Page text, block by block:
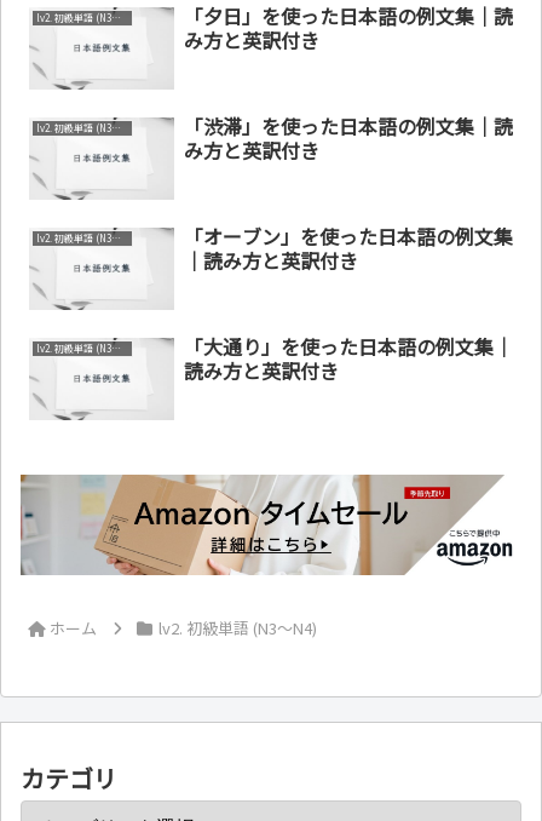
lv2. 初級単語 (N3～N4)
「夕日」を使った日本語の例文集｜読
み方と英訳付き
lv2. 初級単語 (N3～N4)
「渋滞」を使った日本語の例文集｜読
み方と英訳付き
lv2. 初級単語 (N3～N4)
「オーブン」を使った日本語の例文集
｜読み方と英訳付き
lv2. 初級単語 (N3～N4)
「大通り」を使った日本語の例文集｜
読み方と英訳付き
ホーム lv2. 初級単語 (N3～N4)
カテゴリ